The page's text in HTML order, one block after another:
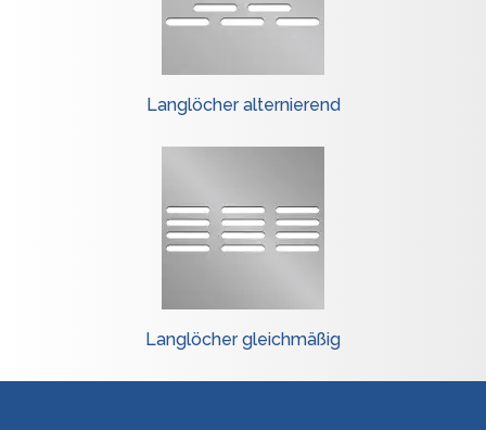
Langlöcher alternierend
Langlöcher gleichmäßig